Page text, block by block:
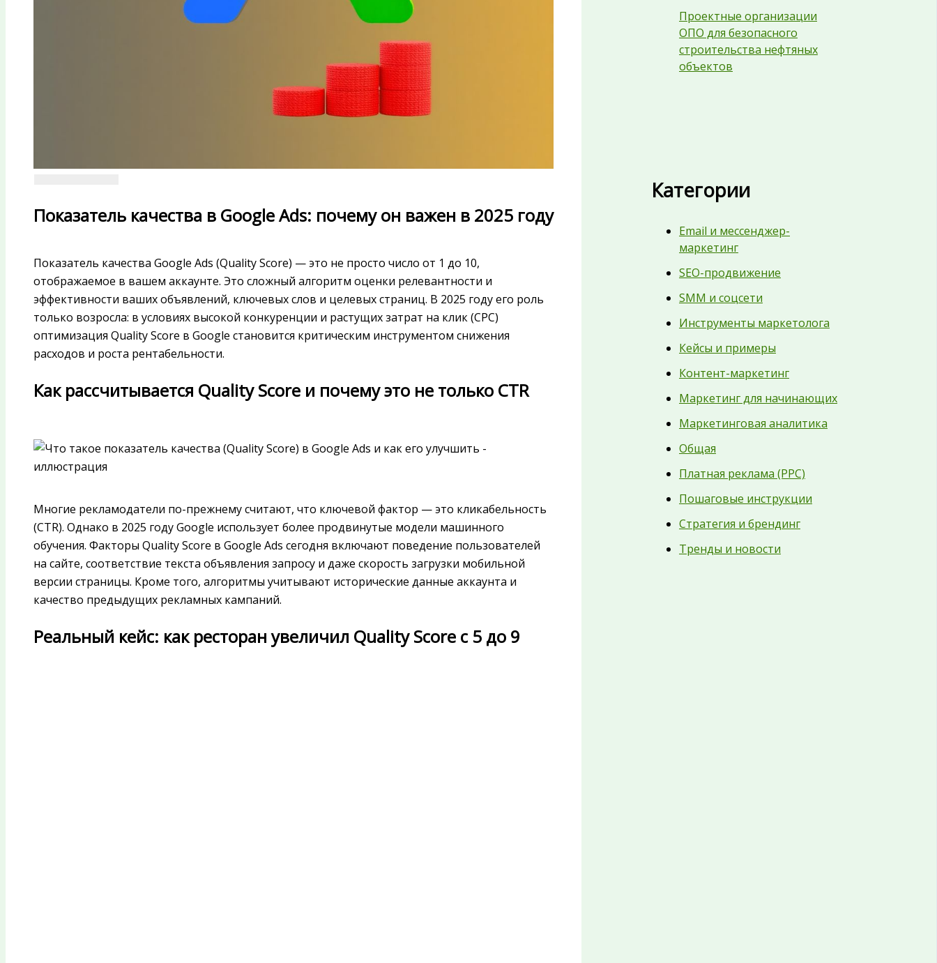
Показатель качества в Google Ads: почему он важен в 2025 году
Показатель качества Google Ads (Quality Score) — это не просто число от 1 до 10,
отображаемое в вашем аккаунте. Это сложный алгоритм оценки релевантности и
эффективности ваших объявлений, ключевых слов и целевых страниц. В 2025 году его роль
только возросла: в условиях высокой конкуренции и растущих затрат на клик (CPC)
оптимизация Quality Score в Google становится критическим инструментом снижения
расходов и роста рентабельности.
Как рассчитывается Quality Score и почему это не только CTR
Многие рекламодатели по-прежнему считают, что ключевой фактор — это кликабельность
(CTR). Однако в 2025 году Google использует более продвинутые модели машинного
обучения. Факторы Quality Score в Google Ads сегодня включают поведение пользователей
на сайте, соответствие текста объявления запросу и даже скорость загрузки мобильной
версии страницы. Кроме того, алгоритмы учитывают исторические данные аккаунта и
качество предыдущих рекламных кампаний.
Реальный кейс: как ресторан увеличил Quality Score с 5 до 9
Проектные организации
ОПО для безопасного
строительства нефтяных
объектов
Категории
Email и мессенджер-
маркетинг
SEO-продвижение
SMM и соцсети
Инструменты маркетолога
Кейсы и примеры
Контент-маркетинг
Маркетинг для начинающих
Маркетинговая аналитика
Общая
Платная реклама (PPC)
Пошаговые инструкции
Стратегия и брендинг
Тренды и новости